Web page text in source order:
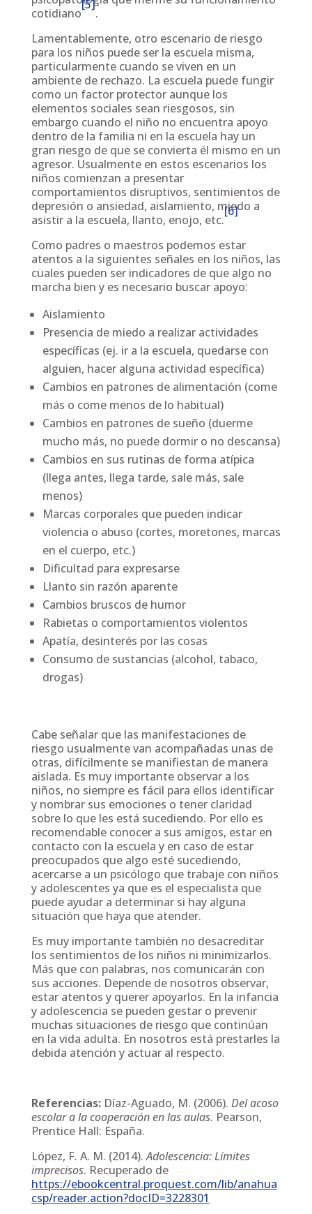
cotidiano
[5]
.
Lamentablemente, otro escenario de riesgo
para los niños puede ser la escuela misma,
particularmente cuando se viven en un
ambiente de rechazo. La escuela puede fungir
como un factor protector aunque los
elementos sociales sean riesgosos, sin
embargo cuando el niño no encuentra apoyo
dentro de la familia ni en la escuela hay un
gran riesgo de que se convierta él mismo en un
agresor. Usualmente en estos escenarios los
niños comienzan a presentar
comportamientos disruptivos, sentimientos de
depresión o ansiedad, aislamiento, miedo a
asistir a la escuela, llanto, enojo, etc.
[6]
Como padres o maestros podemos estar
atentos a la siguientes señales en los niños, las
cuales pueden ser indicadores de que algo no
marcha bien y es necesario buscar apoyo:
Aislamiento
Presencia de miedo a realizar actividades
específicas (ej. ir a la escuela, quedarse con
alguien, hacer alguna actividad específica)
Cambios en patrones de alimentación (come
más o come menos de lo habitual)
Cambios en patrones de sueño (duerme
mucho más, no puede dormir o no descansa)
Cambios en sus rutinas de forma atípica
(llega antes, llega tarde, sale más, sale
menos)
Marcas corporales que pueden indicar
violencia o abuso (cortes, moretones, marcas
en el cuerpo, etc.)
Dificultad para expresarse
Llanto sin razón aparente
Cambios bruscos de humor
Rabietas o comportamientos violentos
Apatía, desinterés por las cosas
Consumo de sustancias (alcohol, tabaco,
drogas)
Cabe señalar que las manifestaciones de
riesgo usualmente van acompañadas unas de
otras, difícilmente se manifiestan de manera
aislada. Es muy importante observar a los
niños, no siempre es fácil para ellos identificar
y nombrar sus emociones o tener claridad
sobre lo que les está sucediendo. Por ello es
recomendable conocer a sus amigos, estar en
contacto con la escuela y en caso de estar
preocupados que algo esté sucediendo,
acercarse a un psicólogo que trabaje con niños
y adolescentes ya que es el especialista que
puede ayudar a determinar si hay alguna
situación que haya que atender.
Es muy importante también no desacreditar
los sentimientos de los niños ni minimizarlos.
Más que con palabras, nos comunicarán con
sus acciones. Depende de nosotros observar,
estar atentos y querer apoyarlos. En la infancia
y adolescencia se pueden gestar o prevenir
muchas situaciones de riesgo que continúan
en la vida adulta. En nosotros está prestarles la
debida atención y actuar al respecto.
Referencias: Díaz-Aguado, M. (2006). Del acoso
escolar a la cooperación en las aulas. Pearson,
Prentice Hall: España.
López, F. A. M. (2014).Adolescencia: Límites
imprecisos. Recuperado de
https://ebookcentral.proquest.com/lib/anahua
csp/reader.action?docID=3228301